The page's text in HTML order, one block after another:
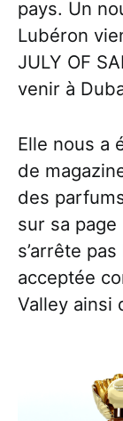
pays. Un
Lubéron
JULY OF
venir à
Elle nous a
de
des
sur sa
s’arrête
acceptée
Valley ainsi